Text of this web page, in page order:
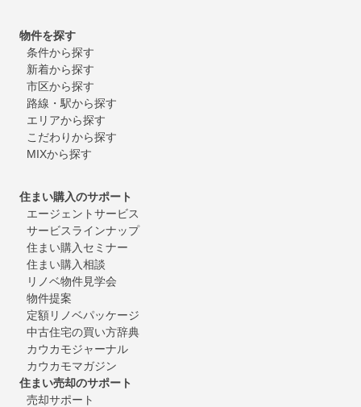
物件を探す
条件から探す
新着から探す
市区から探す
路線・駅から探す
エリアから探す
こだわりから探す
MIXから探す
住まい購入のサポート
エージェントサービス
サービスラインナップ
住まい購入セミナー
住まい購入相談
リノベ物件見学会
物件提案
定額リノベパッケージ
中古住宅の買い方辞典
カウカモジャーナル
カウカモマガジン
住まい売却のサポート
売却サポート